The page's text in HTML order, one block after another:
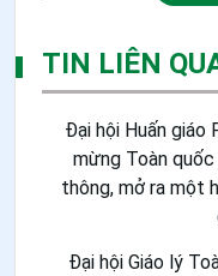
TIN LIÊN
Đại hội Huấn giáo
mừng Toàn
thông, mở ra một
Đại hội Giáo lý